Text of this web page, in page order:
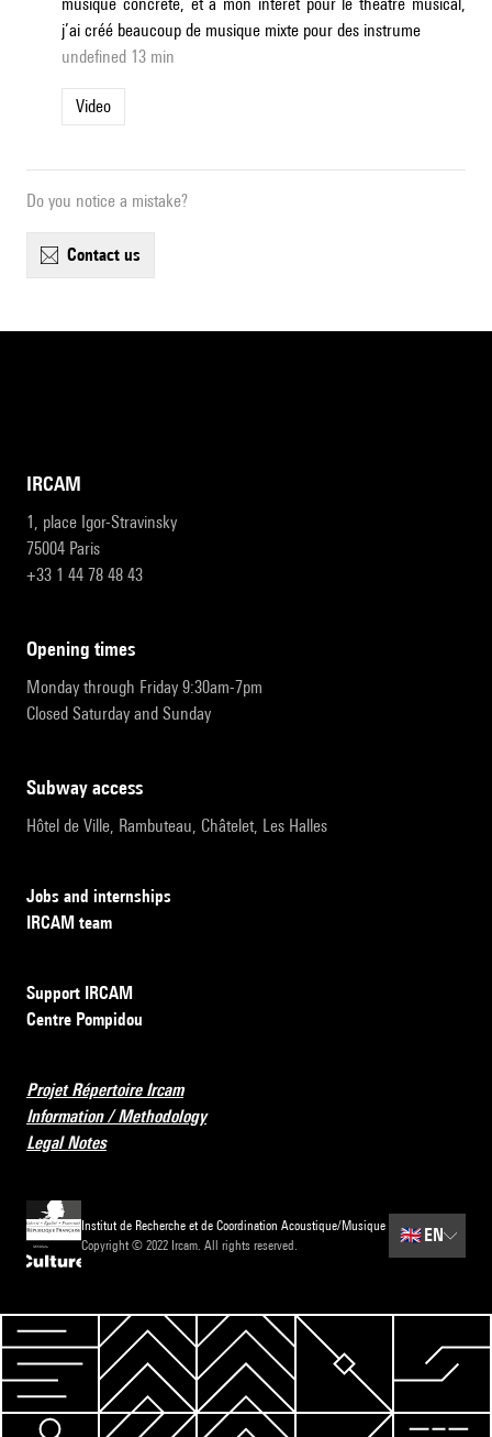
j’ai créé beaucoup de musique mixte pour des instrume
undefined 13 min
Video
Do you notice a mistake?
contact us
IRCAM
1, place Igor-Stravinsky
75004 Paris
+33 1 44 78 48 43
opening times
Monday through Friday 9:30am-7pm
Closed Saturday and Sunday
subway access
Hôtel de Ville, Rambuteau, Châtelet, Les Halles
Jobs and internships
IRCAM team
Support IRCAM
Centre Pompidou
Projet Répertoire Ircam
Information / Methodology
Legal Notes
Institut de Recherche et de Coordination Acoustique/Musique
Copyright © 2022 Ircam. All rights reserved.
🇬🇧 EN